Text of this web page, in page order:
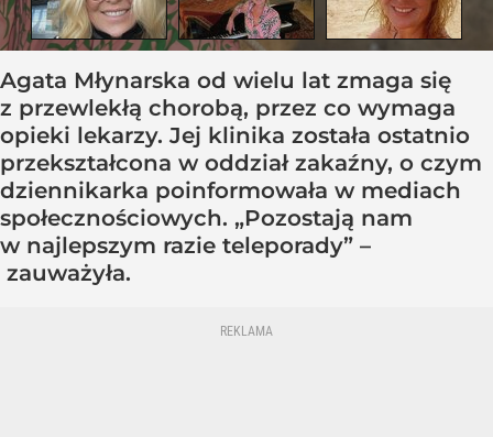
Agata Młynarska od wielu lat zmaga się
z przewlekłą chorobą, przez co wymaga
opieki lekarzy. Jej klinika została ostatnio
przekształcona w oddział zakaźny, o czym
dziennikarka poinformowała w mediach
społecznościowych. „Pozostają nam
w najlepszym razie teleporady” –
zauważyła.